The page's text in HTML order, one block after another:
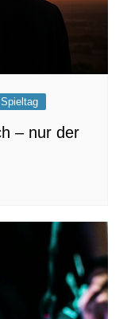
Spieltag
– nur der